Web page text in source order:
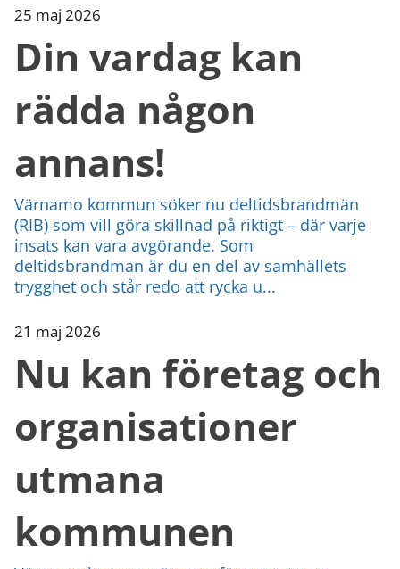
25 maj 2026
Din vardag kan
rädda någon
annans!
Värnamo kommun söker nu deltidsbrandmän
(RIB) som vill göra skillnad på riktigt – där varje
insats kan vara avgörande. Som
deltidsbrandman är du en del av samhällets
trygghet och står redo att rycka u...
21 maj 2026
Nu kan företag och
organisationer
utmana
kommunen